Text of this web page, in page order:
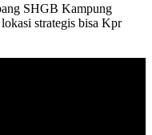
SHGB Kampung
strategis bisa Kpr